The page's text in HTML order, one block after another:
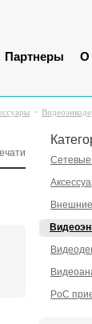
Партнеры О
Сетевые
PoC